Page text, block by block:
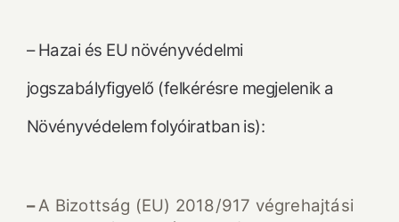
– Hazai és EU növényvédelmi
jogszabályfigyelő (felkérésre megjelenik a
Növényvédelem folyóiratban is):
–A Bizottság (EU) 2018/917 végrehajtási